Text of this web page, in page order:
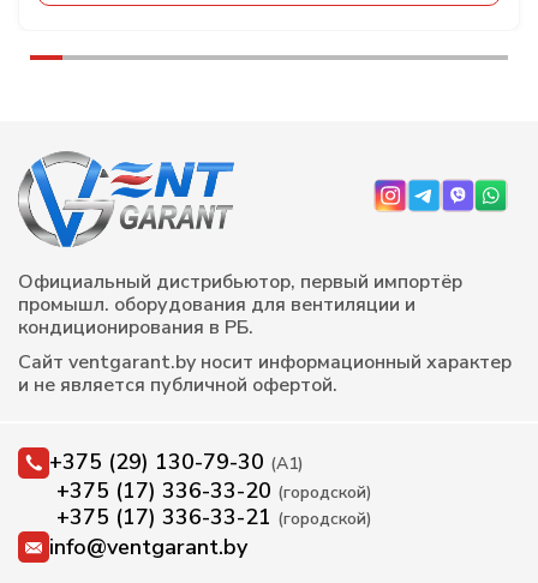
Официальный дистрибьютор, первый импортёр
промышл. оборудования для вентиляции и
кондиционирования в РБ.
Сайт ventgarant.by носит информационный характер
и не является публичной офертой.
+375 (29) 130-79-30 (А1)
+375 (17) 336-33-20 (городской)
+375 (17) 336-33-21 (городской)
info@ventgarant.by